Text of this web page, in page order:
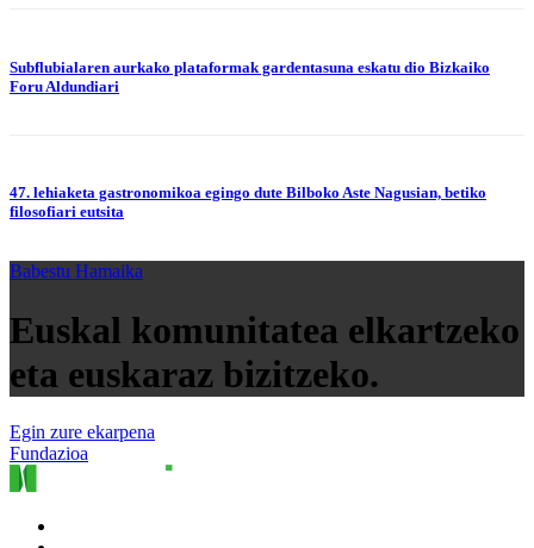
Subflubialaren aurkako plataformak gardentasuna eskatu dio Bizkaiko
Foru Aldundiari
47. lehiaketa gastronomikoa egingo dute Bilboko Aste Nagusian, betiko
filosofiari eutsita
Babestu Hamaika
Euskal komunitatea elkartzeko
eta euskaraz bizitzeko.
Egin zure ekarpena
Fundazioa